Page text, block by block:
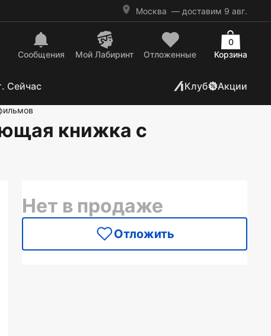
Москва — доставим 9 авг.
Сообщения Mой Лабиринт Отложенные Корзина
0
Сейчас Клуб Акции
книжка с
Нет в продаже
Отложить